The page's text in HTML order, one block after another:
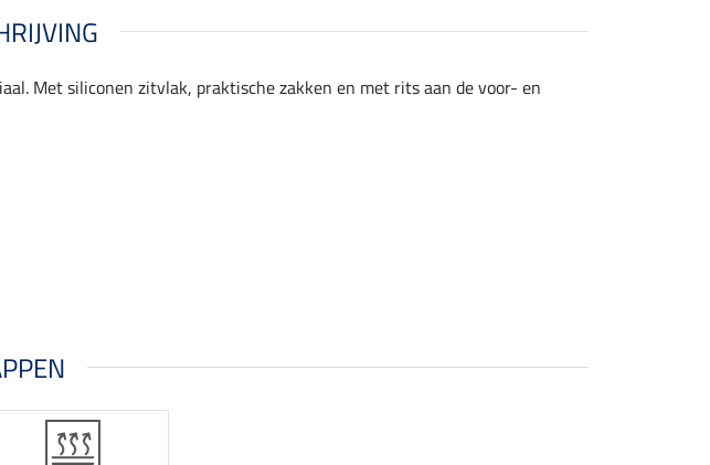
Met siliconen zitvlak, praktische zakken en met rits aan de voor- en